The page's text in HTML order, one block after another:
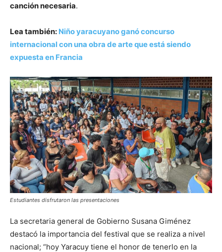
canción necesaria.
Lea también: Niño yaracuyano ganó concurso
internacional con una obra de arte que está siendo
expuesta en Francia
Estudiantes disfrutaron las presentaciones
La secretaria general de Gobierno Susana Giménez
destacó la importancia del festival que se realiza a nivel
nacional; “hoy Yaracuy tiene el honor de tenerlo en la